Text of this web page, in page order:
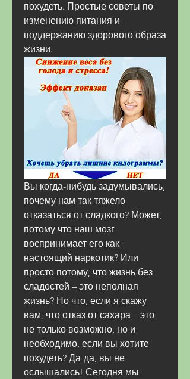
похудеть. Простые советы по
изменению питания и
поддержанию здорового образа
жизни.
Вы когда-нибудь задумывались,
почему нам так тяжело
отказаться от сладкого? Может,
потому что наш мозг
воспринимает его как
настоящий наркотик? Или
просто потому, что жизнь без
сладостей – это неполная
жизнь? Но что, если я скажу
вам, что отказ от сахара – это
не только возможно, но и
необходимо, если вы хотите
похудеть? Да-да, вы не
ослышались! Сегодня мы